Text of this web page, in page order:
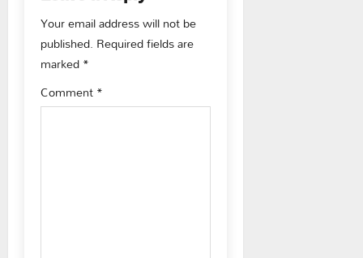
a
v
i
g
Your email address will not be
published. Required fields are
marked*
Comment*